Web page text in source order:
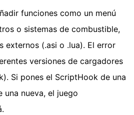
funciones como un menú
o sistemas de combustible,
externos (.asi o .lua). El error
versiones de cargadores
Si pones el ScriptHook de una
una nueva, el juego